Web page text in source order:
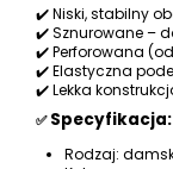
✔️ Niski, stabilny
✔️ Sznurowane –
✔️ Perforowana
✔️ Elastyczna
✔️ Lekka
✅Specyfikacja:
Rodzaj: